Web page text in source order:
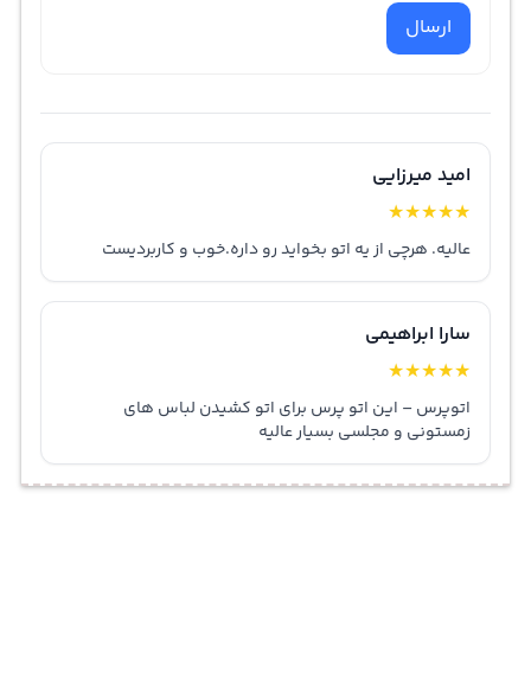
ارسال
امید میرزایی
★
★
★
★
★
عالیه. هرچی از یه اتو بخواید رو داره.خوب و کاربردیست
سارا ابراهیمی
★
★
★
★
★
اتوپرس – این اتو پرس برای اتو کشیدن لباس های
زمستونی و مجلسی بسیار عالیه